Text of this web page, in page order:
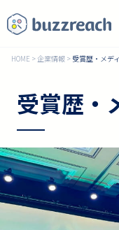
HOME >企業情報 > 受賞歴・メデ
受賞歴・